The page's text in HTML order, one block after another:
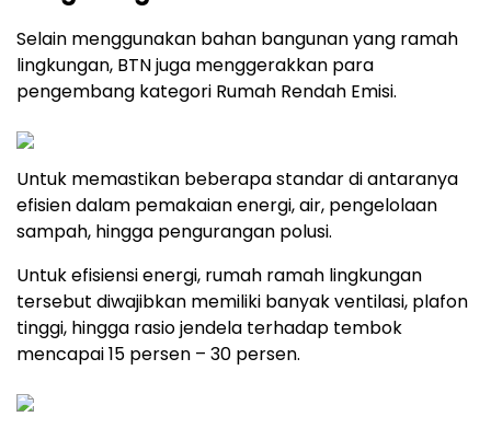
Selain menggunakan bahan bangunan yang ramah
lingkungan, BTN juga menggerakkan para
pengembang kategori Rumah Rendah Emisi.
Untuk memastikan beberapa standar di antaranya
efisien dalam pemakaian energi, air, pengelolaan
sampah, hingga pengurangan polusi.
Untuk efisiensi energi, rumah ramah lingkungan
tersebut diwajibkan memiliki banyak ventilasi, plafon
tinggi, hingga rasio jendela terhadap tembok
mencapai 15 persen – 30 persen.